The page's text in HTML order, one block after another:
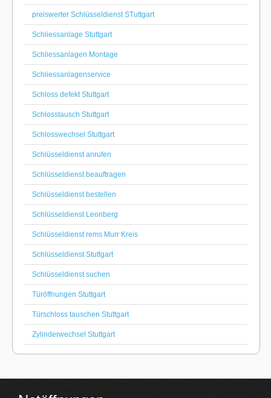
preiswerter Schlüsseldienst STuttgart
Schliessanlage Stuttgart
Schliessanlagen Montage
Schliessanlagenservice
Schloss defekt Stuttgart
Schlosstausch Stuttgart
Schlosswechsel Stuttgart
Schlüsseldienst anrufen
Schlüsseldienst beauftragen
Schlüsseldienst bestellen
Schlüsseldienst Leonberg
Schlüsseldienst rems Murr Kreis
Schlüsseldienst Stuttgart
Schlüsseldienst suchen
Türöffnungen Stuttgart
Türschloss tauschen Stuttgart
Zylinderwechsel Stuttgart